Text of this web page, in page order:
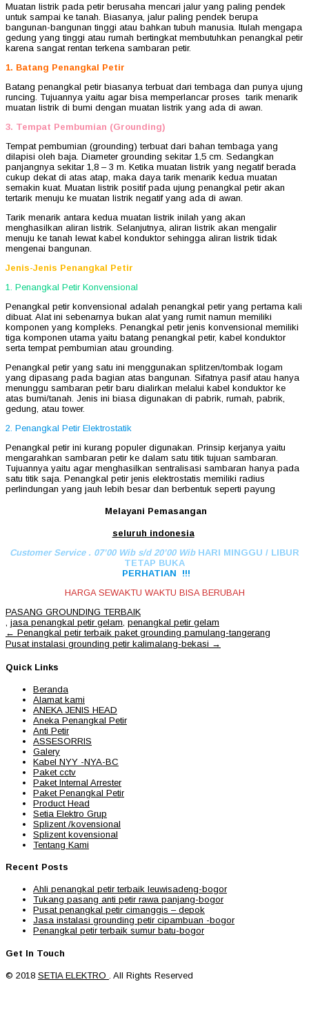
Muatan listrik pada petir berusaha mencari jalur yang paling pendek
untuk sampai ke tanah. Biasanya, jalur paling pendek berupa
bangunan-bangunan tinggi atau bahkan tubuh manusia. Itulah mengapa
gedung yang tinggi atau rumah bertingkat membutuhkan penangkal petir
karena sangat rentan terkena sambaran petir.
1. Batang Penangkal Petir
Batang penangkal petir biasanya terbuat dari tembaga dan punya ujung
runcing. Tujuannya yaitu agar bisa memperlancar proses tarik menarik
muatan listrik di bumi dengan muatan listrik yang ada di awan.
3. Tempat Pembumian (Grounding)
Tempat pembumian (grounding) terbuat dari bahan tembaga yang
dilapisi oleh baja. Diameter grounding sekitar 1,5 cm. Sedangkan
panjangnya sekitar 1,8 – 3 m. Ketika muatan listrik yang negatif berada
cukup dekat di atas atap, maka daya tarik menarik kedua muatan
semakin kuat. Muatan listrik positif pada ujung penangkal petir akan
tertarik menuju ke muatan listrik negatif yang ada di awan.
Tarik menarik antara kedua muatan listrik inilah yang akan
menghasilkan aliran listrik. Selanjutnya, aliran listrik akan mengalir
menuju ke tanah lewat kabel konduktor sehingga aliran listrik tidak
mengenai bangunan.
Jenis-Jenis Penangkal Petir
1. Penangkal Petir Konvensional
Penangkal petir konvensional adalah penangkal petir yang pertama kali
dibuat. Alat ini sebenarnya bukan alat yang rumit namun memiliki
komponen yang kompleks. Penangkal petir jenis konvensional memiliki
tiga komponen utama yaitu batang penangkal petir, kabel konduktor
serta tempat pembumian atau grounding.
Penangkal petir yang satu ini menggunakan splitzen/tombak logam
yang dipasang pada bagian atas bangunan. Sifatnya pasif atau hanya
menunggu sambaran petir baru dialirkan melalui kabel konduktor ke
atas bumi/tanah. Jenis ini biasa digunakan di pabrik, rumah, pabrik,
gedung, atau tower.
2. Penangkal Petir Elektrostatik
Penangkal petir ini kurang populer digunakan. Prinsip kerjanya yaitu
mengarahkan sambaran petir ke dalam satu titik tujuan sambaran.
Tujuannya yaitu agar menghasilkan sentralisasi sambaran hanya pada
satu titik saja. Penangkal petir jenis elektrostatis memiliki radius
perlindungan yang jauh lebih besar dan berbentuk seperti payung
Melayani Pemasangan
seluruh indonesia
Customer Service . 07’00 Wib s/d 20’00 WibHARI MINGGU / LIBUR
TETAP BUKA
PERHATIAN !!!
HARGA SEWAKTU WAKTU BISA BERUBAH
PASANG GROUNDING TERBAIK
, jasa penangkal petir gelam, penangkal petir gelam
Post
navigation
← Penangkal petir terbaik paket grounding pamulang-tangerang
Pusat instalasi grounding petir kalimalang-bekasi →
Quick Links
Beranda
Alamat kami
ANEKA JENIS HEAD
Aneka Penangkal Petir
Anti Petir
ASSESORRIS
Galery
Kabel NYY -NYA-BC
Paket cctv
Paket Internal Arrester
Paket Penangkal Petir
Product Head
Setia Elektro Grup
Splizent /kovensional
Splizent kovensional
Tentang Kami
Recent Posts
Ahli penangkal petir terbaik leuwisadeng-bogor
Tukang pasang anti petir rawa panjang-bogor
Pusat penangkal petir cimanggis – depok
Jasa instalasi grounding petir cipambuan -bogor
Penangkal petir terbaik sumur batu-bogor
Get In Touch
© 2018 SETIA ELEKTRO . All Rights Reserved